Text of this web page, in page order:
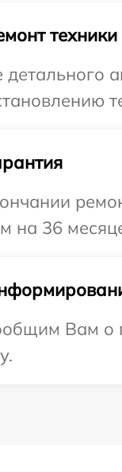
техники
детального
на 36
Вам о